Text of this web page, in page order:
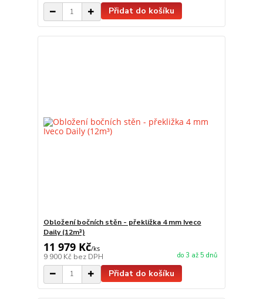
Přidat do košíku
Obložení bočních stěn - překližka 4 mm Iveco
Daily (12m³)
11 979 Kč/ks
9 900 Kč bez DPH do 3 až 5 dnů
Přidat do košíku